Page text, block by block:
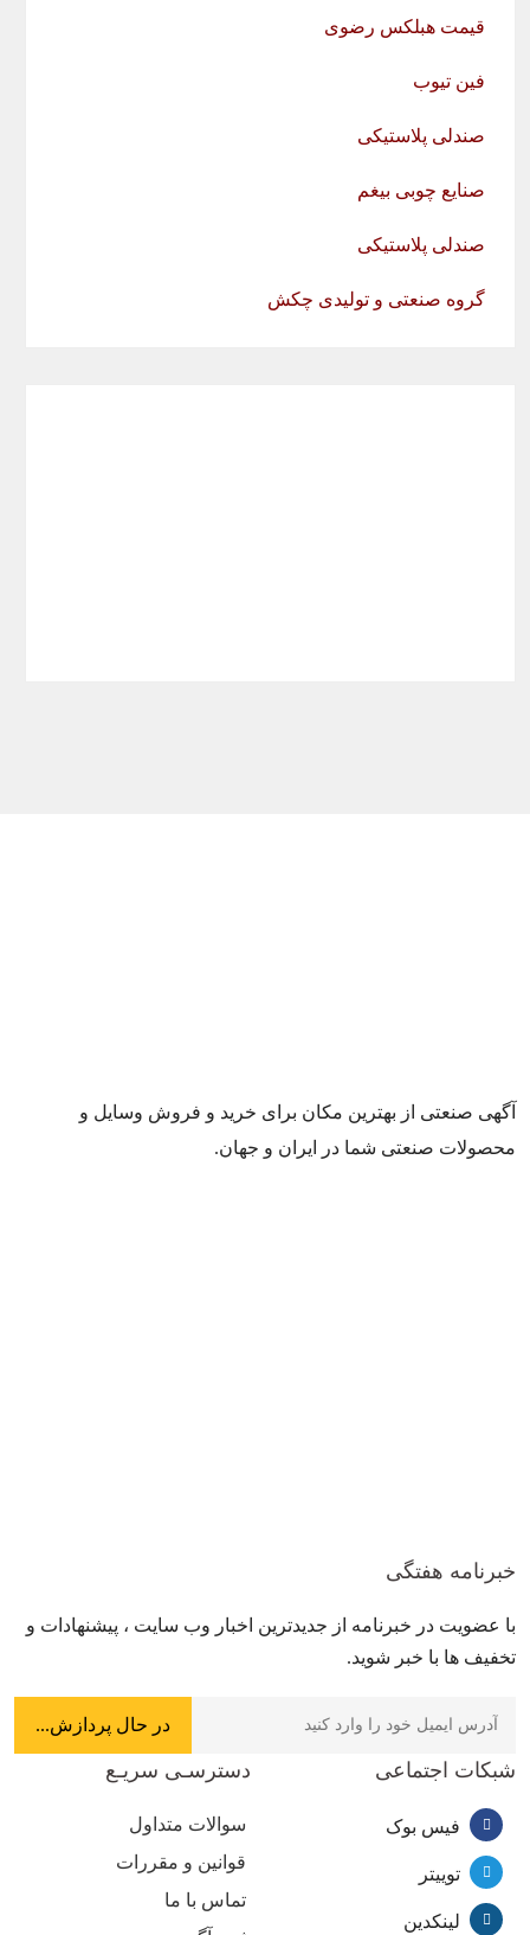
قیمت هبلکس رضوی
فین تیوب
صندلی پلاستیکی
صنایع چوبی بیغم
صندلی پلاستیکی
گروه صنعتی و تولیدی چکش
آگهی صنعتی از بهترین مکان برای خرید و فروش وسایل و
محصولات صنعتی شما در ایران و جهان.
خبرنامه هفتگی
با عضویت در خبرنامه از جدیدترین اخبار وب سایت ، پیشنهادات و
تخفیف ها با خبر شوید.
شبکات اجتماعی
فیس بوک
توییتر
لینکدین
دسترسـی سریـع
سوالات متداول
قوانین و مقررات
تماس با ما